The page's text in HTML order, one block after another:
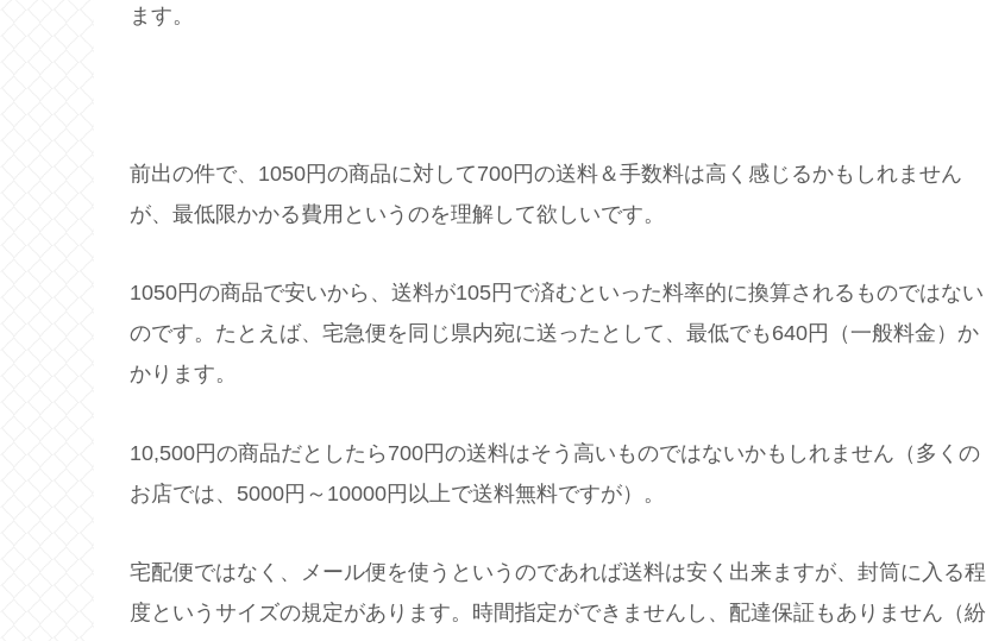
ます。
前出の件で、1050円の商品に対して700円の送料＆手数料は高く感じるかもしれません
が、最低限かかる費用というのを理解して欲しいです。
1050円の商品で安いから、送料が105円で済むといった料率的に換算されるものではない
のです。たとえば、宅急便を同じ県内宛に送ったとして、最低でも640円（一般料金）か
かります。
10,500円の商品だとしたら700円の送料はそう高いものではないかもしれません（多くの
お店では、5000円～10000円以上で送料無料ですが）。
宅配便ではなく、メール便を使うというのであれば送料は安く出来ますが、封筒に入る程
度というサイズの規定があります。時間指定ができませんし、配達保証もありません（紛